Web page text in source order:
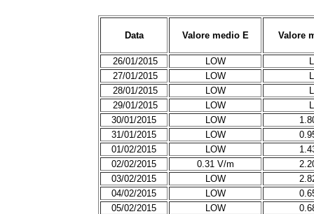
Data Valore medio E Valore
26/01/2015 LOW
27/01/2015
LOW
28/01/2015
LOW
29/01/2015
LOW
30/01/2015
LOW
31/01/2015
LOW
01/02/2015
LOW
02/02/2015
0.31 V/m
03/02/2015
LOW
04/02/2015
LOW
05/02/2015
LOW